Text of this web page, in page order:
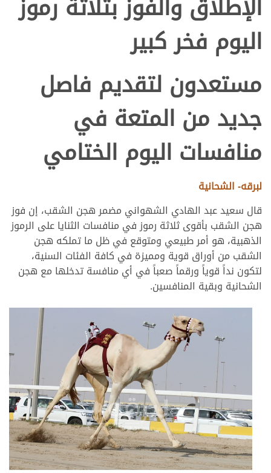
اليوم فخر كبير
مستعدون لتقديم فاصل
جديد من المتعة في
منافسات اليوم الختامي
لبرقه- الشحانية
قال سعيد عبد الهادي الشهواني مضمر هجن الشقب، إن فوز
هجن الشقب بأقوى ثلاثة رموز في منافسات الثنايا على الرموز
الذهبية، هو أمر طبيعي ومتوقع في ظل ما تملكه هجن
الشقب من أوراق قوية ومميزة في كافة الفئات السنية،
لتكون نداً قوياً ورقماً صعباً في أي منافسة تدخلها مع هجن
الشحانية وبقية المنافسين.